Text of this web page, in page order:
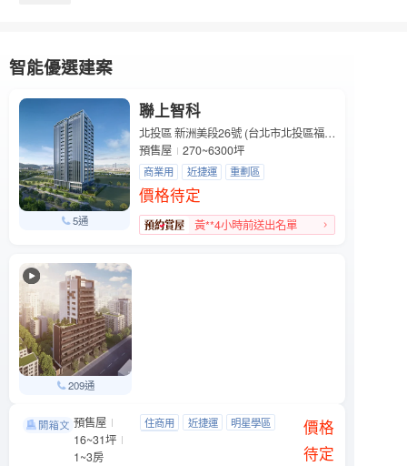
智能優選建案
5通
聯上智科
北投區 新洲美段26號 (台北市北投區福國路)
預售屋
270~6300坪
商業用 近捷運 重劃區
價格待定
黃**4小時前送出名單
209通
松江．桓榀中山區 松江路150巷12號
預售屋
16~31坪
1~3房
住商用 近捷運
明星學區
價格
待定